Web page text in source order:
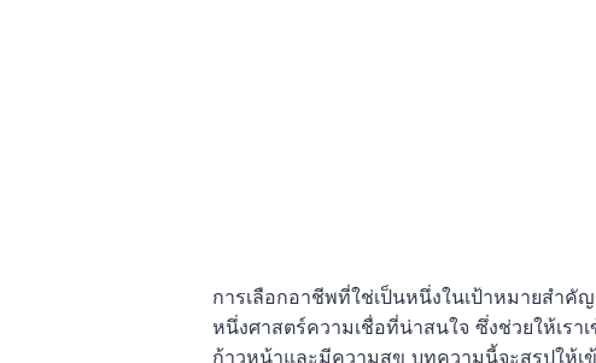
การเลือกอาชีพที่ใช่เป็นหนึ่งในเป้าหมายสำคั
หนึ่งศาสตร์ความเชื่อที่น่าสนใจ ซึ่งช่วยให้เรา
ก้าวหน้าและมีความสุข บทความนี้จะสรุปให้เ